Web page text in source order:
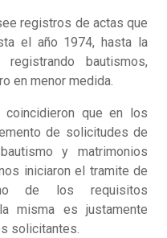
registros de actas que
el año 1974, hasta la
bautismos,
en menor medida.
coincidieron que en los
de solicitudes de
y matrimonios
iniciaron el tramite de
de los requisitos
misma es justamente
solicitantes.